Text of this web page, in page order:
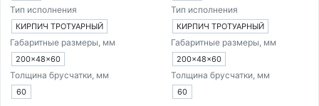
Тип исполнения
КИРПИЧ ТРОТУАРНЫЙ
Габаритные размеры, мм
200×48×60
Толщина брусчатки, мм
60
Тип исполнения
КИРПИЧ ТРОТУАРНЫЙ
Габаритные размеры, мм
200×48×60
Толщина брусчатки, мм
60